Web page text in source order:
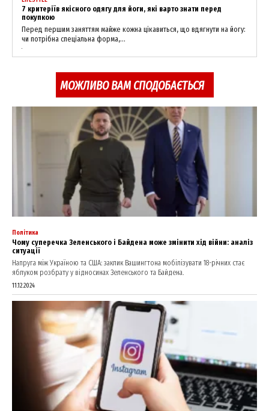
Company
Contact us
My account
7 критеріїв якісного одягу для йоги, які варто знати перед
покупкою
Перед першим заняттям майже кожна цікавиться, що вдягнути на йогу:
чи потрібна спеціальна форма,...
МОЖЛИВО ВАМ СПОДОБАЄТЬСЯ
Політика
Чому суперечка Зеленського і Байдена може змінити хід війни: аналіз
ситуації
Напруга між Україною та США: заклик Вашингтона мобілізувати 18-річних стає
яблуком розбрату у відносинах Зеленського та Байдена.
11.12.2024